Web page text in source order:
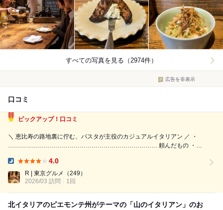
すべての写真を見る（2974件）
広告を非表示
口コミ
ピックアップ！口コミ
＼ 恵比寿の路地裏に佇む、パスタが主役のカジュアルイタリアン ／ ・
………………………………………………………………… 頼んだもの ・マ
タ・エレナ』根菜がっつりのアンチョビとくるみのドレッシング
¥1,820 ・...
4.0
R | 東京グルメ
（249）
2026/03 訪問
1回
北イタリアのピエモンテ州がテーマの「山のイタリアン」のお